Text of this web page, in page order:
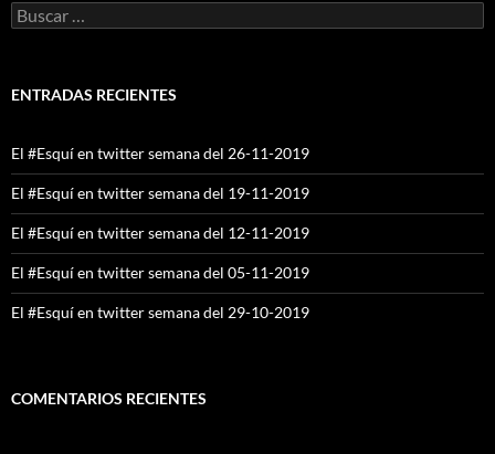
Buscar:
ENTRADAS RECIENTES
El #Esquí en twitter semana del 26-11-2019
El #Esquí en twitter semana del 19-11-2019
El #Esquí en twitter semana del 12-11-2019
El #Esquí en twitter semana del 05-11-2019
El #Esquí en twitter semana del 29-10-2019
COMENTARIOS RECIENTES